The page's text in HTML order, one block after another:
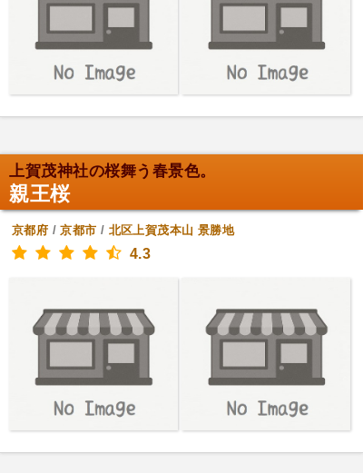
上賀茂神社の桜舞う春景色。
親王桜
京都府 /京都市 / 北区上賀茂本山 景勝地
4.3